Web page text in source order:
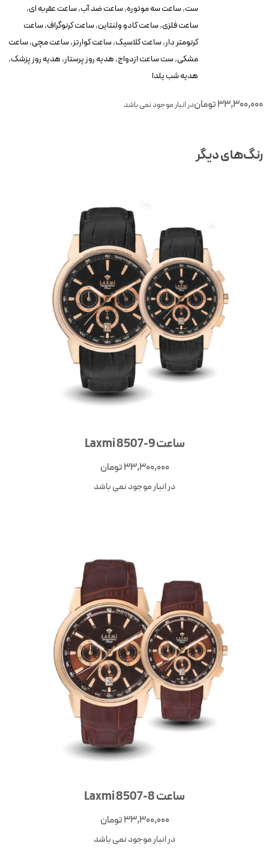
ست,ساعت سه موتوره,ساعت ضد آب,ساعت عقربه ای,
ساعت فلزی,ساعت کادو ولنتاین,ساعت کرنوگراف,ساعت
کرنومتر دار,ساعت کلاسیک,ساعت کوارتز,ساعت مچی,ساعت
مشکی,ست ساعت ازدواج,هدیه روز پرستار,هدیه روز پزشک,
هدیه شب یلدا
توماندر انبار موجود نمی باشد
دیگر
ساعت Laxmi 8507-9
33,300,000تومان
در انبار موجود نمی باشد
ساعت Laxmi 8507-8
33,300,000تومان
در انبار موجود نمی باشد